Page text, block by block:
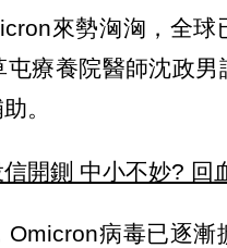
來勢洶洶，全
療養院醫師沈政
。
開鍘 中小不妙? 回
病毒已逐漸